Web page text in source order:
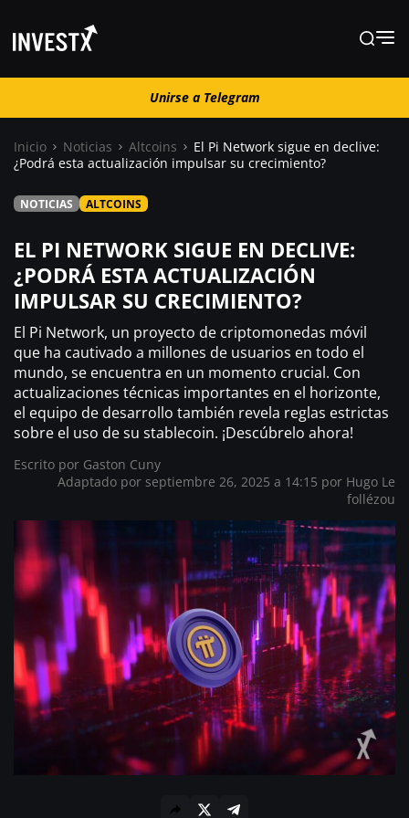
Unirse a Telegram
Guías
Trading
¿ Dónde comprar ?
Unirse a Telegram
Inicio Noticias Altcoins
El Pi Network sigue en declive:
¿Podrá esta actualización impulsar su crecimiento?
NOTICIAS ALTCOINS
EL PI NETWORK SIGUE EN DECLIVE:
¿PODRÁ ESTA ACTUALIZACIÓN
IMPULSAR SU CRECIMIENTO?
El Pi Network, un proyecto de criptomonedas móvil
que ha cautivado a millones de usuarios en todo el
mundo, se encuentra en un momento crucial. Con
actualizaciones técnicas importantes en el horizonte,
el equipo de desarrollo también revela reglas estrictas
sobre el uso de su stablecoin. ¡Descúbrelo ahora!
Escrito por Gaston Cuny
Adaptado por septiembre 26, 2025 a 14:15 por Hugo Le
follézou